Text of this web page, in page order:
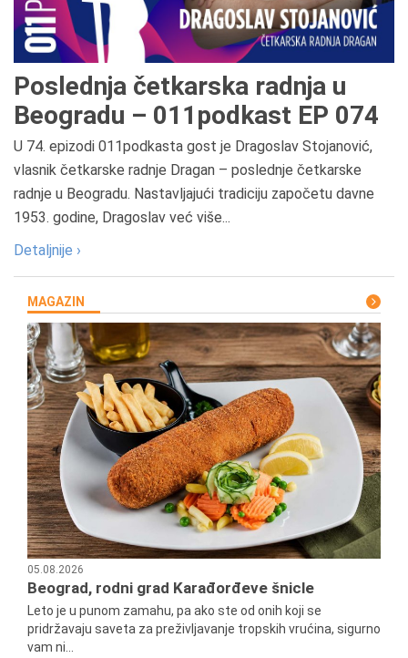
Poslednja četkarska radnja u
Beogradu – 011podkast EP 074
U 74. epizodi 011podkasta gost je Dragoslav Stojanović,
vlasnik četkarske radnje Dragan – poslednje četkarske
radnje u Beogradu. Nastavljajući tradiciju započetu davne
1953. godine, Dragoslav već više...
Detaljnije ›
MAGAZIN
05.08.2026
Beograd, rodni grad Karađorđeve šnicle
Leto je u punom zamahu, pa ako ste od onih koji se
pridržavaju saveta za preživljavanje tropskih vrućina, sigurno
vam ni...